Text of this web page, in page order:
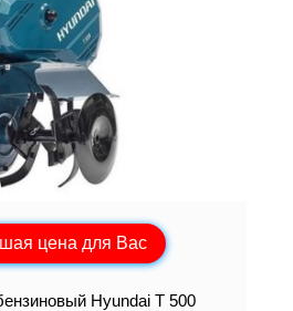
цена для Вас
Hyundai T 500